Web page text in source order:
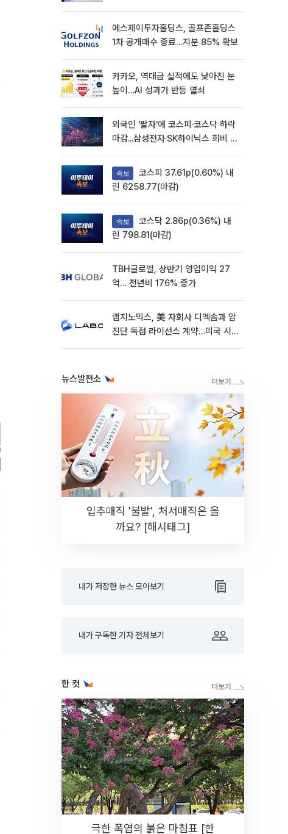
에스제이투자홀딩스, 골프존홀딩스
1차 공개매수 종료…지분 85% 확보
카카오, 역대급 실적에도 낮아진 눈
높이…AI 성과가 반등 열쇠
외국인 '팔자'에 코스피·코스닥 하락
마감...삼성전자·SK하이닉스 희비 갈
속보
린 6258.77(마감)
속보
린 798.81(마감)
TBH글로벌, 상반기 영업이익 27
억… 전년비 176% 증가
랩지노믹스, 美 자회사 디엑솜과 암
진단 독점 라이선스 계약…미국 시
뉴스발전소
입추매직 '불발', 처서매직은 올
까요? [해시태그]
내가 저장한 뉴스 모아보기
내가 구독한 기자 전체보기
한 컷
극한 폭염의 붉은 마침표 [한